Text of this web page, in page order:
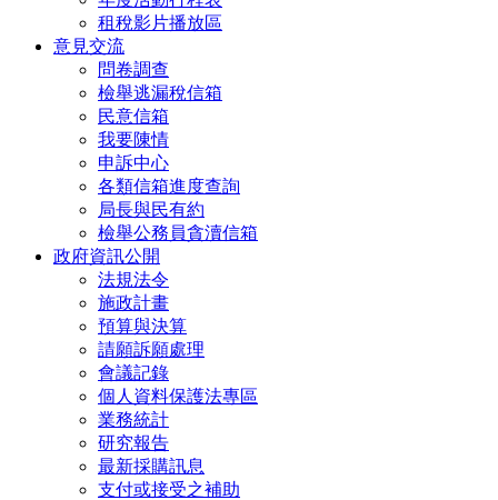
租稅影片播放區
意見交流
問卷調查
檢舉逃漏稅信箱
民意信箱
我要陳情
申訴中心
各類信箱進度查詢
局長與民有約
檢舉公務員貪瀆信箱
政府資訊公開
法規法令
施政計畫
預算與決算
請願訴願處理
會議記錄
個人資料保護法專區
業務統計
研究報告
最新採購訊息
支付或接受之補助